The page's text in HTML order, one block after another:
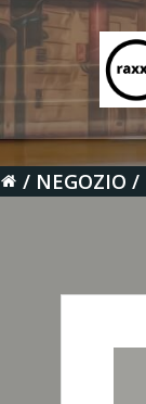
Vai
contenuto
NEGOZIO